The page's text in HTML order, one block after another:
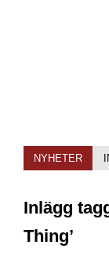
NYHETER
Inlägg
Thing’